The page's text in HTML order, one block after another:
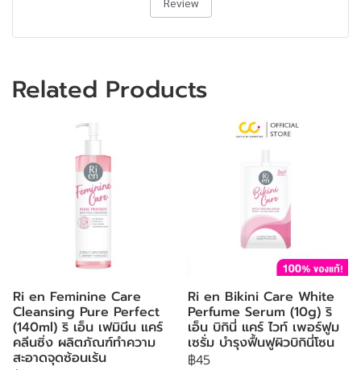
Related Products
Ri en Feminine Care
Cleansing Pure Perfect
(140ml) ริ เอ็น เฟมินีน แคร์
คลีนซิ่ง ผลิตภัณฑ์ทำความ
สะอาดจุดซ้อนเร้น
Ri en Bikini Care White
Perfume Serum (10g) ริ
เอ็น บิกินี่ แคร์ ไวท์ เพอร์ฟูม
เซรั่ม บำรุงฟื้นฟูผิวบิกินี่โซน
฿45